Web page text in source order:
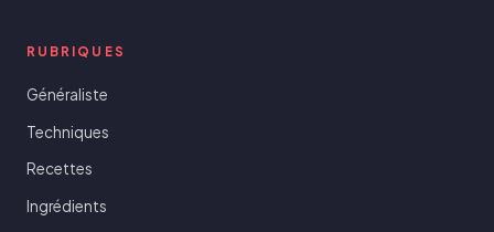
RUBRIQUES
Généraliste
Techniques
Recettes
Ingrédients